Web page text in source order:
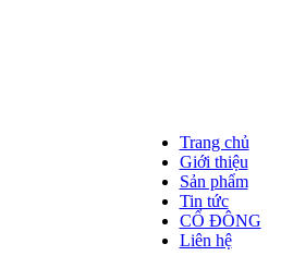
Trang chủ
Giới thiệu
Sản phẩm
Tin tức
CỔ ĐÔNG
Liên hệ